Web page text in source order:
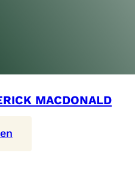
MACDONALD